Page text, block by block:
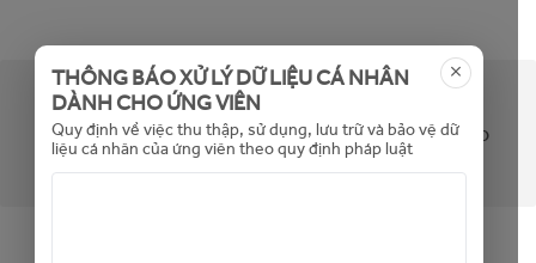
Tin không khả dụng (hoặc đã hết hạn). Mời bạn
xem các tin tuyển dụng khác bằng cách bấm vào
đây
THÔNG BÁO XỬ LÝ DỮ LIỆU CÁ NHÂN
DÀNH CHO ỨNG VIÊN
Quy định về việc thu thập, sử dụng, lưu trữ và bảo vệ dữ
liệu cá nhân của ứng viên theo quy định pháp luật